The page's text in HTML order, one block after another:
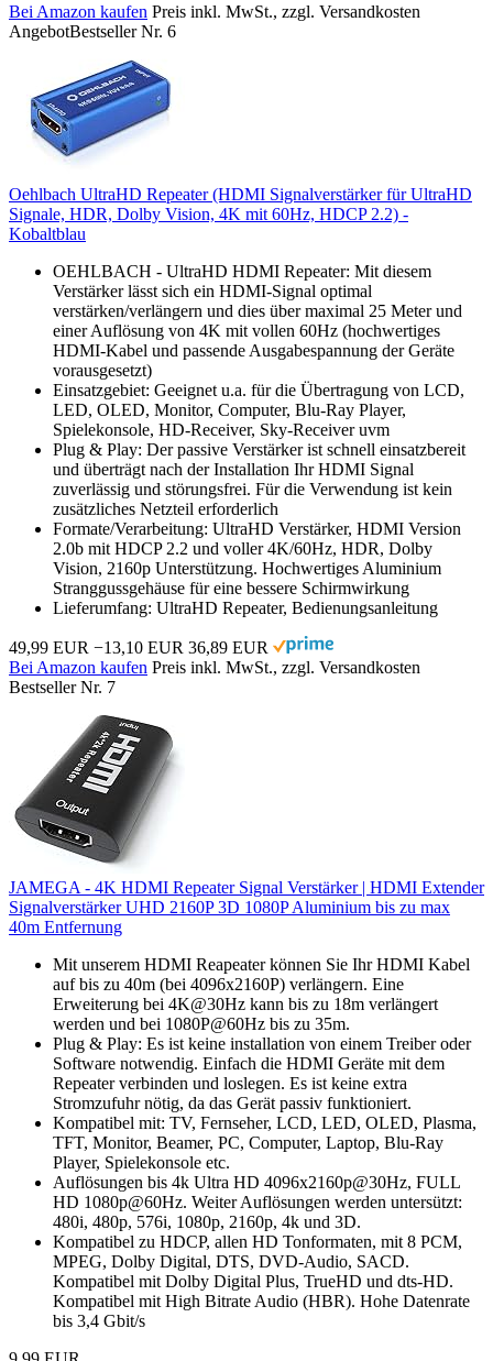
Bei Amazon kaufen Preis inkl. MwSt., zzgl. Versandkosten
AngebotBestseller Nr. 6
Oehlbach UltraHD Repeater (HDMI Signalverstärker für UltraHD
Signale, HDR, Dolby Vision, 4K mit 60Hz, HDCP 2.2) -
Kobaltblau
OEHLBACH - UltraHD HDMI Repeater: Mit diesem
Verstärker lässt sich ein HDMI-Signal optimal
verstärken/verlängern und dies über maximal 25 Meter und
einer Auflösung von 4K mit vollen 60Hz (hochwertiges
HDMI-Kabel und passende Ausgabespannung der Geräte
vorausgesetzt)
Einsatzgebiet: Geeignet u.a. für die Übertragung von LCD,
LED, OLED, Monitor, Computer, Blu-Ray Player,
Spielekonsole, HD-Receiver, Sky-Receiver uvm
Plug & Play: Der passive Verstärker ist schnell einsatzbereit
und überträgt nach der Installation Ihr HDMI Signal
zuverlässig und störungsfrei. Für die Verwendung ist kein
zusätzliches Netzteil erforderlich
Formate/Verarbeitung: UltraHD Verstärker, HDMI Version
2.0b mit HDCP 2.2 und voller 4K/60Hz, HDR, Dolby
Vision, 2160p Unterstützung. Hochwertiges Aluminium
Stranggussgehäuse für eine bessere Schirmwirkung
Lieferumfang: UltraHD Repeater, Bedienungsanleitung
49,99 EUR −13,10 EUR 36,89 EUR
Bei Amazon kaufen Preis inkl. MwSt., zzgl. Versandkosten
Bestseller Nr. 7
JAMEGA - 4K HDMI Repeater Signal Verstärker | HDMI Extender
Signalverstärker UHD 2160P 3D 1080P Aluminium bis zu max
40m Entfernung
Mit unserem HDMI Reapeater können Sie Ihr HDMI Kabel
auf bis zu 40m (bei 4096x2160P) verlängern. Eine
Erweiterung bei 4K@30Hz kann bis zu 18m verlängert
werden und bei 1080P@60Hz bis zu 35m.
Plug & Play: Es ist keine installation von einem Treiber oder
Software notwendig. Einfach die HDMI Geräte mit dem
Repeater verbinden und loslegen. Es ist keine extra
Stromzufuhr nötig, da das Gerät passiv funktioniert.
Kompatibel mit: TV, Fernseher, LCD, LED, OLED, Plasma,
TFT, Monitor, Beamer, PC, Computer, Laptop, Blu-Ray
Player, Spielekonsole etc.
Auflösungen bis 4k Ultra HD 4096x2160p@30Hz, FULL
HD 1080p@60Hz. Weiter Auflösungen werden untersützt:
480i, 480p, 576i, 1080p, 2160p, 4k und 3D.
Kompatibel zu HDCP, allen HD Tonformaten, mit 8 PCM,
MPEG, Dolby Digital, DTS, DVD-Audio, SACD.
Kompatibel mit Dolby Digital Plus, TrueHD und dts-HD.
Kompatibel mit High Bitrate Audio (HBR). Hohe Datenrate
bis 3,4 Gbit/s